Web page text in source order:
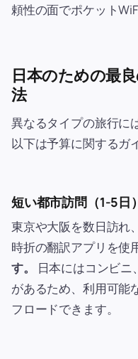
頼性の面でポケット
日本のための最
法
異なるタイプの旅行に
以下は予算に関するガ
短い都市訪問（1-5日）
東京や大阪を数日訪れ
時折の翻訳アプリを使
す。
日本にはコンビ
があるため、利用可能
フロードできます。